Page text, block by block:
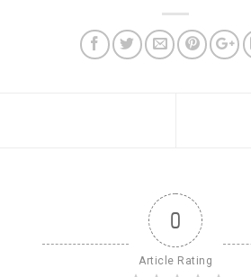
0
Article Rating